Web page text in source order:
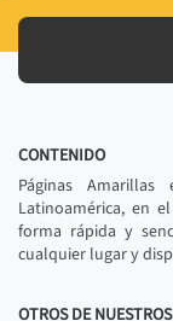
CONTENIDO
Páginas
Latinoamérica, en
forma rápida y
cualquier lugar y
OTROS DE